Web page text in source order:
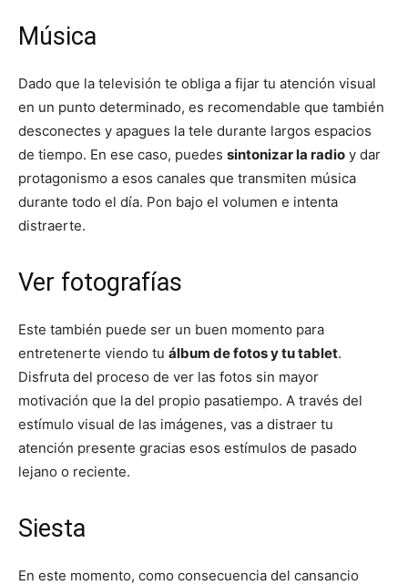
Música
Dado que la televisión te obliga a fijar tu atención visual
en un punto determinado, es recomendable que también
desconectes y apagues la tele durante largos espacios
de tiempo. En ese caso, puedes sintonizar la radio y dar
protagonismo a esos canales que transmiten música
durante todo el día. Pon bajo el volumen e intenta
distraerte.
Ver fotografías
Este también puede ser un buen momento para
entretenerte viendo tu álbum de fotos y tu tablet.
Disfruta del proceso de ver las fotos sin mayor
motivación que la del propio pasatiempo. A través del
estímulo visual de las imágenes, vas a distraer tu
atención presente gracias esos estímulos de pasado
lejano o reciente.
Siesta
En este momento, como consecuencia del cansancio